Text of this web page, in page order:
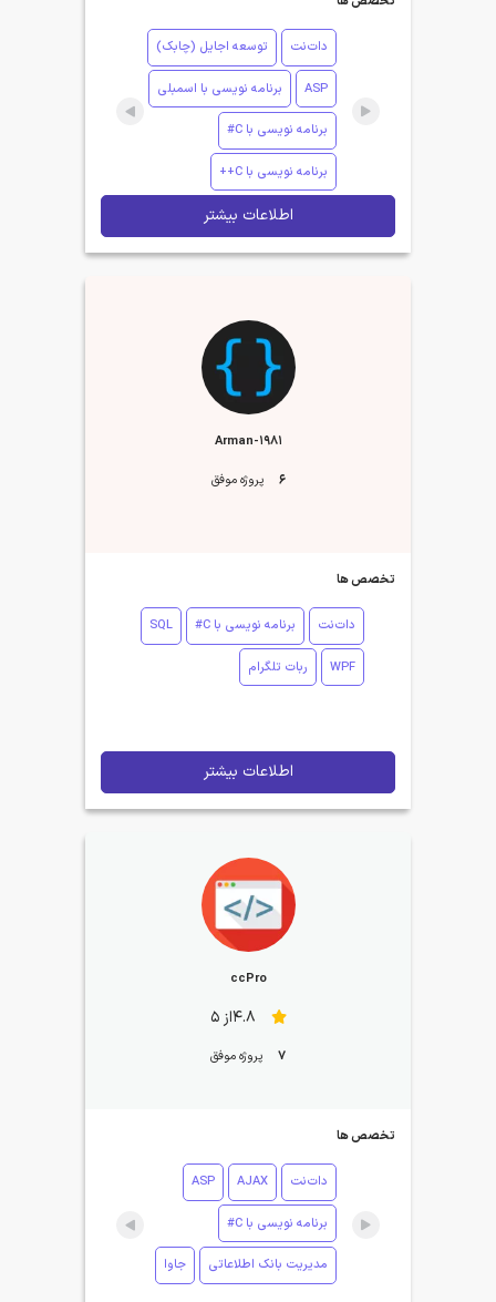
دات‌نت توسعه اجایل (چابک)
ASP برنامه نویسی با اسمبلی
برنامه نویسی با C#
برنامه نویسی با C++
اطلاعات بیشتر
Arman-1981
6 پروژه موفق
تخصص ها
دات‌نت برنامه نویسی با C# SQL
WPF ربات تلگرام
اطلاعات بیشتر
ccPro
4.8از 5
7 پروژه موفق
تخصص ها
دات‌نت AJAX
ASP
برنامه نویسی با C#
مدیریت بانک اطلاعاتی جاوا